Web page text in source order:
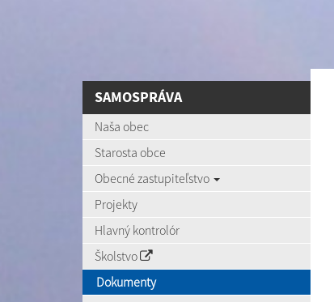
SAMOSPRÁVA
Naša obec
Starosta obce
Obecné zastupiteľstvo
Projekty
Hlavný kontrolór
Školstvo
Dokumenty